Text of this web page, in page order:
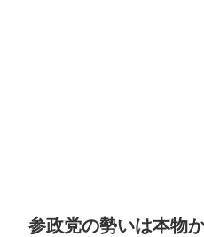
参政党の勢いは本物